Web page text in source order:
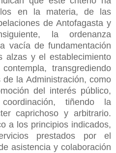
en la materia, de las
de Antofagasta y
la ordenanza
vacía de fundamentación
alzas y el establecimiento
transgrediendo
la Administración, como
del interés público,
tiñendo la
caprichoso y arbitrario.
a los principios indicados,
prestados por el
asistencia y colaboración